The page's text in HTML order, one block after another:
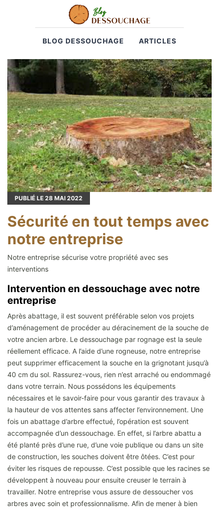
BLOG DESSOUCHAGE ARTICLES
PUBLIÉ LE 28 MAI 2022
Sécurité en tout temps avec
notre entreprise
Notre entreprise sécurise votre propriété avec ses
interventions
Intervention en dessouchage avec notre
entreprise
Après abattage, il est souvent préférable selon vos projets
d’aménagement de procéder au déracinement de la souche de
votre ancien arbre. Le dessouchage par rognage est la seule
réellement efficace. A l’aide d’une rogneuse, notre entreprise
peut supprimer efficacement la souche en la grignotant jusqu’à
40 cm du sol. Rassurez-vous, rien n’est arraché ou endommagé
dans votre terrain. Nous possédons les équipements
nécessaires et le savoir-faire pour vous garantir des travaux à
la hauteur de vos attentes sans affecter l’environnement. Une
fois un abattage d’arbre effectué, l’opération est souvent
accompagnée d’un dessouchage. En effet, si l’arbre abattu a
été planté près d’une rue, d’une voie publique ou dans un site
de construction, les souches doivent être ôtées. C’est pour
éviter les risques de repousse. C’est possible que les racines se
développent à nouveau pour ensuite creuser le terrain à
travailler. Notre entreprise vous assure de dessoucher vos
arbres avec soin et professionnalisme. Afin de mener à bien